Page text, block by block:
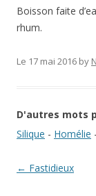
Boisson faite
rhum.
Le 17 mai 2016 by
D'autres mots
Silique - Homélie -
Navigation des
← Fastidieux